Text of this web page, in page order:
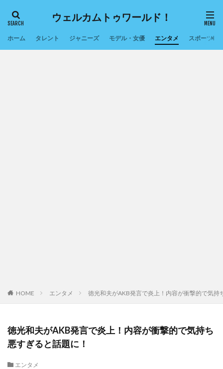
ウェルカムトゥワールド！
ホーム タレント ジャニーズ モデル・女優 エンタメ スポーツ
HOME エンタメ 徳光和夫がAKB発言で炎上！内容が衝撃的で気持
徳光和夫がAKB発言で炎上！内容が衝撃的で気持ち
悪すぎると話題に！
エンタメ